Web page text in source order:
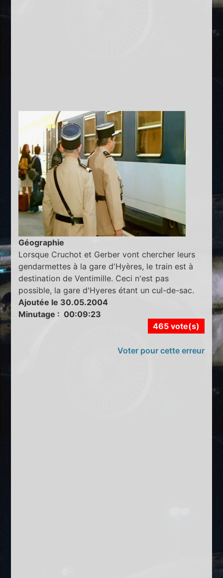
Géographie
Lorsque Cruchot et Gerber vont chercher leurs
gendarmettes à la gare d'Hyères, le train est à
destination de Ventimille. Ceci n'est pas
possible, la gare d'Hyeres étant un cul-de-sac.
Ajoutée le 30.05.2004
Minutage : 00:09:23
465 vote(s)
Voter pour cette erreur